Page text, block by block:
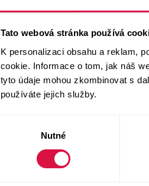
Tato webová stránka používá
K personalizaci obsahu a reklam,
cookie. Informace o tom, jak náš
tyto údaje mohou zkombinovat s
používáte jejich služby.
Nutné